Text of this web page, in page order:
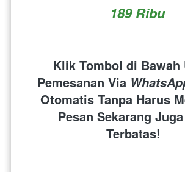
189 Ribu
Klik Tombol di Bawah
Pemesanan Via
Otomatis Tanpa Harus
Pesan Sekarang
Terbatas!